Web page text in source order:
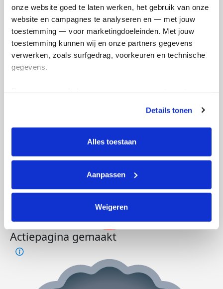
onze website goed te laten werken, het gebruik van onze
website en campagnes te analyseren en — met jouw
toestemming — voor marketingdoeleinden. Met jouw
toestemming kunnen wij en onze partners gegevens
verwerken, zoals surfgedrag, voorkeuren en technische
gegevens.
tonen. Je kunt je toestemming op elk moment wijzigen of
intrekken via Cookie instellingen onderaan de pagina. De
lijst met cookies is te vinden in het tabblad “details”.
Details tonen
Alles toestaan
Aanpassen
Weigeren
Actiepagina gemaakt